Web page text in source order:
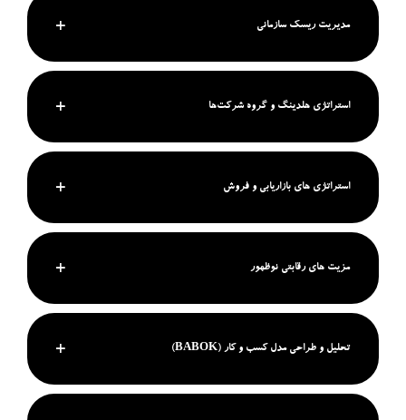
مدیریت ریسک سازمانی
استراتژی هلدینگ و گروه شرکت‌ها
استراتژی های بازاریابی و فروش
مزیت های رقابتی نوظهور
تحلیل و طراحی مدل کسب و کار (BABOK)